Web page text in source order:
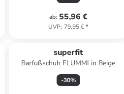
ab: 55,96 €
UVP: 79,95 €*
superfit
Barfußschuh FLUMMI in Beige
-30%